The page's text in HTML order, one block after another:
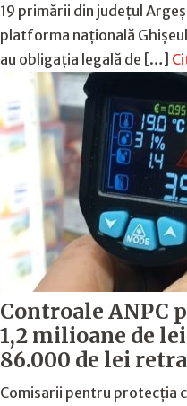
19 primării din județul
platforma națională
au obligația legală de […]
Controale ANPC
1,2 milioane de
86.000 de lei
Comisarii pentru protecția